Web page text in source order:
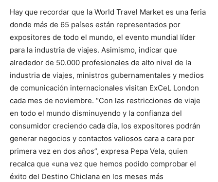
Hay que recordar que la World Travel Market es una feria
donde más de 65 países están representados por
expositores de todo el mundo, el evento mundial líder
para la industria de viajes. Asimismo, indicar que
alrededor de 50.000 profesionales de alto nivel de la
industria de viajes, ministros gubernamentales y medios
de comunicación internacionales visitan ExCeL London
cada mes de noviembre. “Con las restricciones de viaje
en todo el mundo disminuyendo y la confianza del
consumidor creciendo cada día, los expositores podrán
generar negocios y contactos valiosos cara a cara por
primera vez en dos años”, expresa Pepa Vela, quien
recalca que «una vez que hemos podido comprobar el
éxito del Destino Chiclana en los meses más